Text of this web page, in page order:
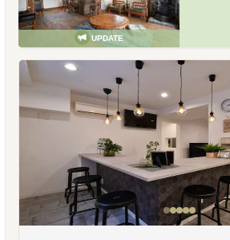
UPDATE